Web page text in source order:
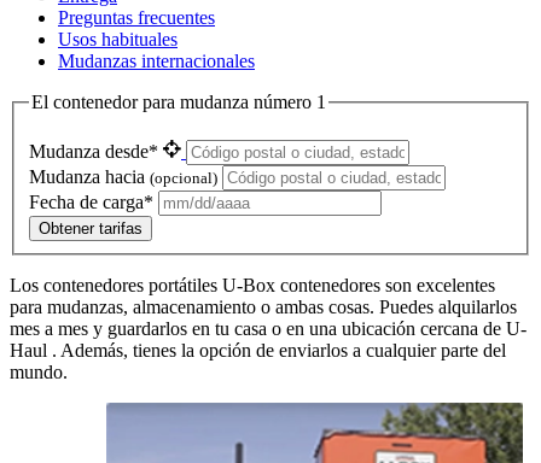
Preguntas frecuentes
Usos habituales
Mudanzas internacionales
El contenedor para mudanza número 1
Mudanza desde*
Mudanza hacia (opcional)
Fecha de carga*
Obtener tarifas
Los contenedores portátiles U-Box contenedores son excelentes
para mudanzas, almacenamiento o ambas cosas. Puedes alquilarlos
mes a mes y guardarlos en tu casa o en una ubicación cercana de U-
Haul . Además, tienes la opción de enviarlos a cualquier parte del
mundo.